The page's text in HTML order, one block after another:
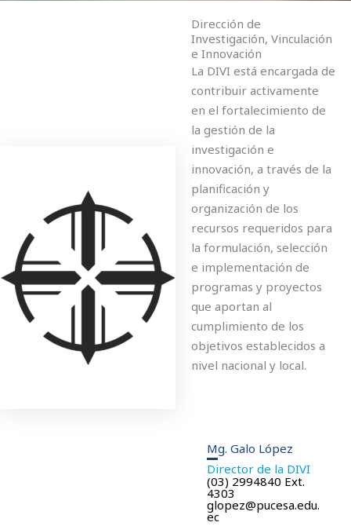
Dirección de
Investigación, Vinculación
e Innovación
La DIVI está encargada de
contribuir activamente
en el fortalecimiento de
la gestión de la
investigación e
innovación, a través de la
planificación y
organización de los
recursos requeridos para
la formulación, selección
e implementación de
programas y proyectos
que aportan al
cumplimiento de los
objetivos establecidos a
nivel nacional y local.
Mg. Galo López
Director de la DIVI
(03) 2994840 Ext.
4303
glopez@pucesa.edu.
ec